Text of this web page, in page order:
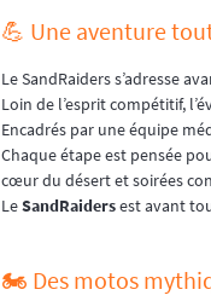
💪 Une aventure
Le SandRaiders s’adresse
Loin de l’esprit compétitif,
Encadrés par une équipe
Chaque étape est pensée
cœur du désert et soirées
LeSandRaidersest avant
🏍️ Des motos